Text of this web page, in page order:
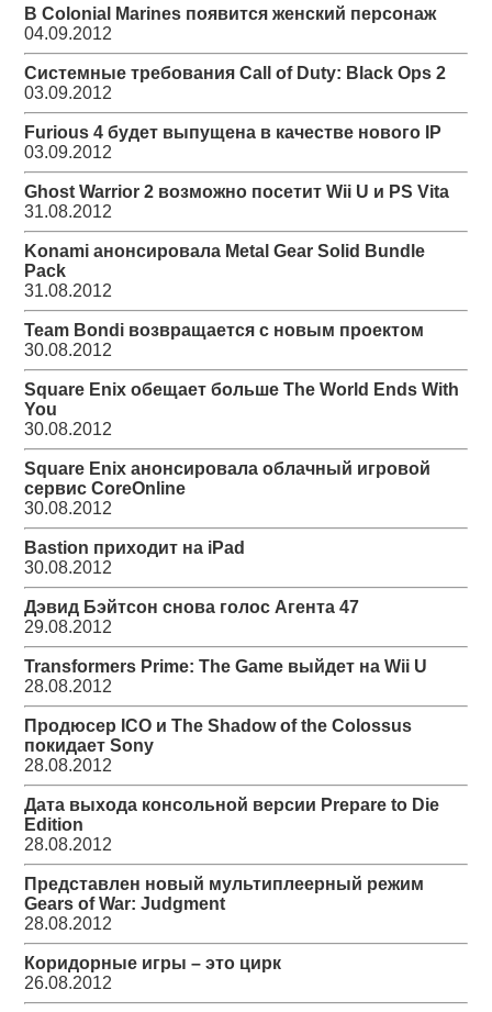
В Colonial Marines появится женский персонаж
04.09.2012
Системные требования Call of Duty: Black Ops 2
03.09.2012
Furious 4 будет выпущена в качестве нового IP
03.09.2012
Ghost Warrior 2 возможно посетит Wii U и PS Vita
31.08.2012
Konami анонсировала Metal Gear Solid Bundle
Pack
31.08.2012
Team Bondi возвращается с новым проектом
30.08.2012
Square Enix обещает больше The World Ends With
You
30.08.2012
Square Enix анонсировала облачный игровой
сервис CoreOnline
30.08.2012
Bastion приходит на iPad
30.08.2012
Дэвид Бэйтсон снова голос Агента 47
29.08.2012
Transformers Prime: The Game выйдет на Wii U
28.08.2012
Продюсер ICO и The Shadow of the Colossus
покидает Sony
28.08.2012
Дата выхода консольной версии Prepare to Die
Edition
28.08.2012
Представлен новый мультиплеерный режим
Gears of War: Judgment
28.08.2012
Коридорные игры – это цирк
26.08.2012